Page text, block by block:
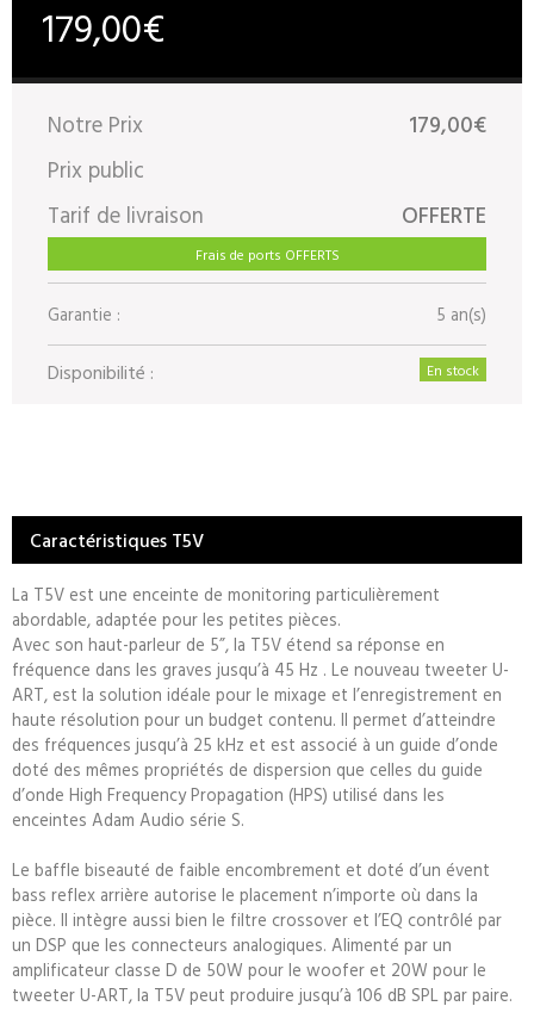
179,00€
Notre Prix
179,00€
Prix public
Tarif de livraison
OFFERTE
Frais de ports OFFERTS
Garantie : 5 an(s)
Disponibilité : En stock
Caractéristiques T5V
La T5V est une enceinte de monitoring particulièrement
abordable, adaptée pour les petites pièces.
Avec son haut-parleur de 5”, la T5V étend sa réponse en
fréquence dans les graves jusqu’à 45 Hz . Le nouveau tweeter U-
ART, est la solution idéale pour le mixage et l’enregistrement en
haute résolution pour un budget contenu. Il permet d’atteindre
des fréquences jusqu’à 25 kHz et est associé à un guide d’onde
doté des mêmes propriétés de dispersion que celles du guide
d’onde High Frequency Propagation (HPS) utilisé dans les
enceintes Adam Audio série S.
Le baffle biseauté de faible encombrement et doté d’un évent
bass reflex arrière autorise le placement n’importe où dans la
pièce. Il intègre aussi bien le filtre crossover et l’EQ contrôlé par
un DSP que les connecteurs analogiques. Alimenté par un
amplificateur classe D de 50W pour le woofer et 20W pour le
tweeter U-ART, la T5V peut produire jusqu’à 106 dB SPL par paire.